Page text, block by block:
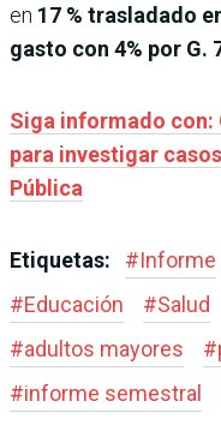
en 17 % trasladado
gasto con 4% por G.
Siga informado
para investigar
Pública
Etiquetas: #Informe
#Educación #Salud
#adultos mayores #
#informe semestral